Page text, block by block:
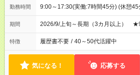
勤務時間 9:00～17:30(実働:7時間45分) (休憩45
期間 2026/9/上旬～長期（3カ月以上） ★9
特徴 履歴書不要 / 40～50代活躍中
気になる！ 応募する